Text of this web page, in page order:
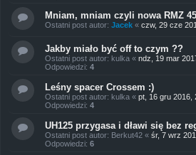
Mniam, mniam czyli nowa RMZ
Ostatni post autor: Jacek « czw, 29 cze
Jakby miało być off to czym ??
Ostatni post autor: kulka « ndz, 19 mar
Odpowiedzi: 4
Leśny spacer Crossem :)
Ostatni post autor: kulka « pt, 16 gru 2016,
Odpowiedzi: 4
UH125 przygasa i dławi się bez
Ostatni post autor: Berkut42 « śr, 7 wrz
Odpowiedzi: 6